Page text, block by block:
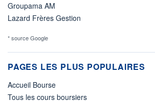
Groupama AM
Lazard Frères Gestion
* source Google
PAGES LES PLUS POPULAIRES
Accueil Bourse
Tous les cours boursiers